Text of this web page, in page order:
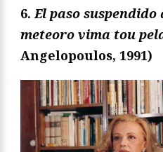
6. El paso
meteoro vima tou
Angelopoulos, 1991)